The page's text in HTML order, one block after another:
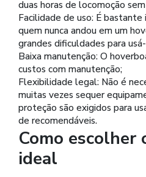
duas horas de locomoção
Facilidade de uso: É
quem nunca andou em um
grandes dificuldades para
Baixa manutenção: O
custos com manutenção;
Flexibilidade legal: Não é
muitas vezes sequer
proteção são exigidos para
de recomendáveis.
Como escolher
ideal